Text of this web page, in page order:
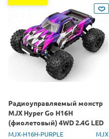
Радиоуправляемый монстр
MJX Hyper Go H16H
(фиолетовый) 4WD 2.4G LED
GPS 1/16 RTR
MJX-H16H-PURPLE MJX